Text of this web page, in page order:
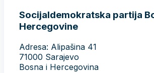
Socijaldemokratska partija
Hercegovine
Adresa: Alipašina 41
71000 Sarajevo
Bosna i Hercegovina